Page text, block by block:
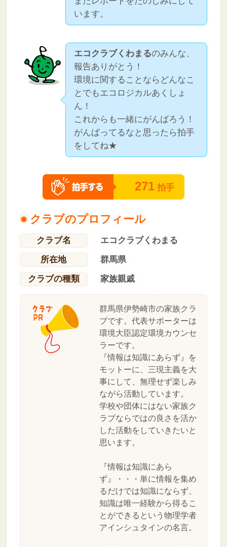
います。
エコクラブくわまるのみんな、
報告ありがとう！
環境に関することならどんなこ
とでもエコロジカルあくしょ
ん！
これからも一緒にがんばろう！
がんばってるなと思ったら拍手
をしてね★
271 拍手
クラブのプロフィール
クラブ名
エコクラブくわまる
所在地
群馬県
クラブの種類
家族親戚
群馬県伊勢崎市の家族クラ
ブです。代表サポーターは
環境大臣認定環境カウンセ
ラーです。
『情報は知識にあらず』を
モットーに、三現主義を大
事にして、無理せず楽しみ
ながら活動しています。
学校や団体にはない家族ク
ラブならではの良さを活か
した活動をしていきたいと
思います。
『情報は知識にあら
ず』・・・単に情報を集め
るだけでは知識にならず、
知識は唯一経験から得るこ
とができるという物理学者
アインシュタインの名言。